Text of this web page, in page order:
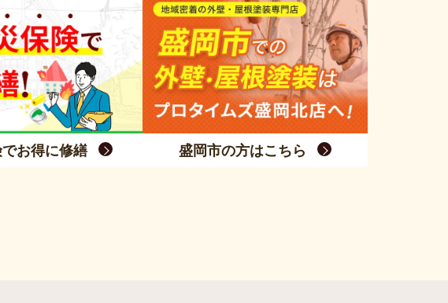
お得に修繕 盛岡市の方はこちら